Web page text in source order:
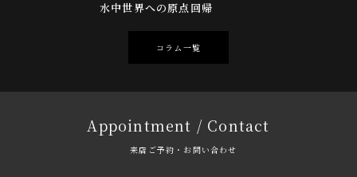
水中世界への原点回帰
コラム一覧
Appointment / Contact
来店ご予約・お問い合わせ